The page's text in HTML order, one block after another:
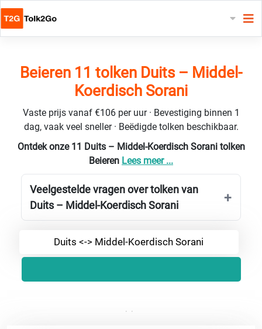
Beieren 11 tolken Duits – Middel-
Koerdisch Sorani
Vaste prijs vanaf €106 per uur · Bevestiging binnen 1
dag, vaak veel sneller · Beëdigde tolken beschikbaar.
Ontdek onze 11 Duits – Middel-Koerdisch Sorani tolken
Beieren Lees meer ...
Veelgestelde vragen over tolken van
Duits – Middel-Koerdisch Sorani
Duits <-> Middel-Koerdisch Sorani